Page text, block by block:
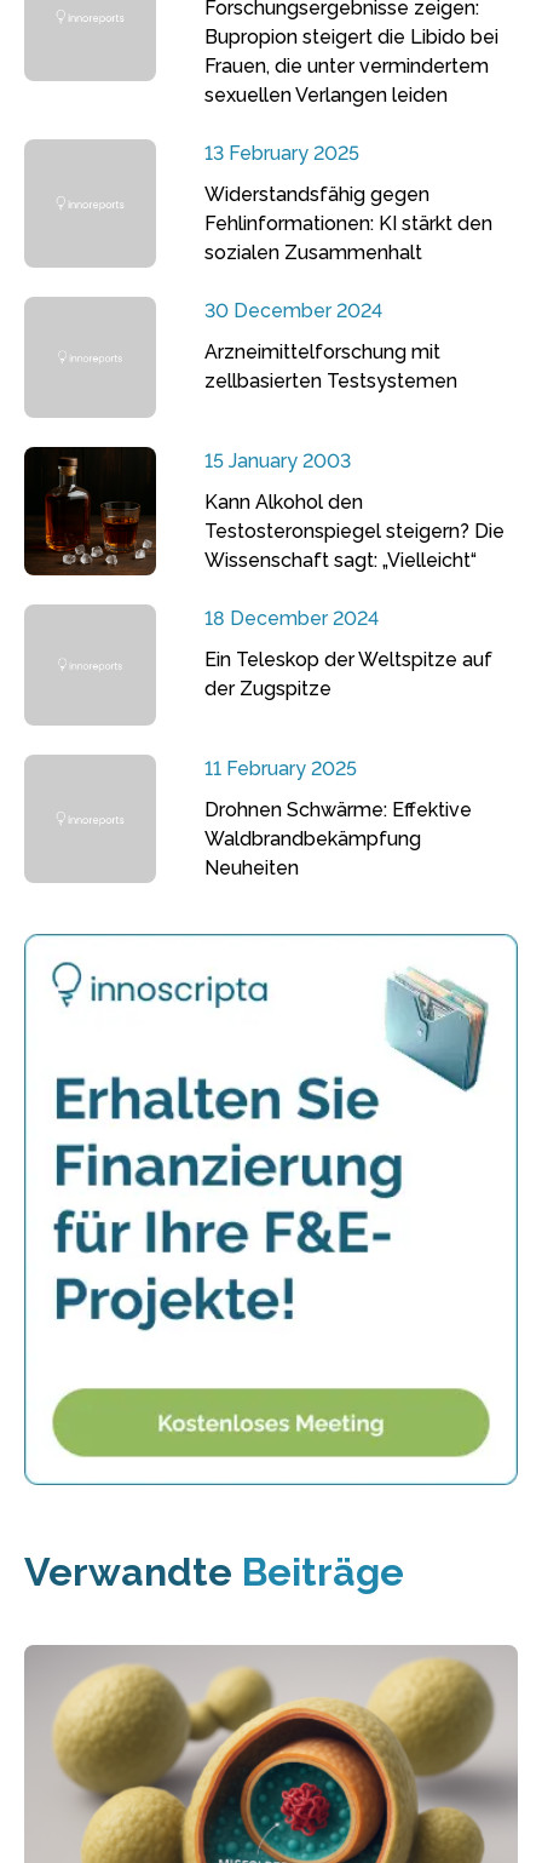
Forschungsergebnisse zeigen:
Bupropion steigert die Libido bei
Frauen, die unter vermindertem
sexuellen Verlangen leiden
13 February 2025
Widerstandsfähig gegen
Fehlinformationen: KI stärkt den
sozialen Zusammenhalt
30 December 2024
Arzneimittelforschung mit
zellbasierten Testsystemen
15 January 2003
Kann Alkohol den
Testosteronspiegel steigern? Die
Wissenschaft sagt: „Vielleicht“
18 December 2024
Ein Teleskop der Weltspitze auf
der Zugspitze
11 February 2025
Drohnen Schwärme: Effektive
Waldbrandbekämpfung
Neuheiten
Verwandte Beiträge